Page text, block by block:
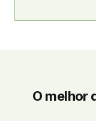
O melhor